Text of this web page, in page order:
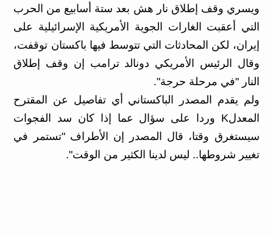
ويسري وقف إطلاق نار هش بعد ستة أسابيع من الحرب
التي أعقبت الغارات الجوية الأمريكية الإسرائيلية على
إيران، لكن المحادثات التي ⁠تتوسط فيها باكستان توقفت،
وقال الرئيس الأمريكي دونالد ترامب إن وقف إطلاق
النار "في مرحلة حرجة".
ولم يقدم المصدر الباكستاني أي تفاصيل عن المقترح
المعدلK وردا على سؤال عما إذا كان سد الفجوات
سيستغرق وقتا، قال المصدر إن الأطراف "تستمر في
تغيير شروطها.. ليس لدينا الكثير من الوقت".